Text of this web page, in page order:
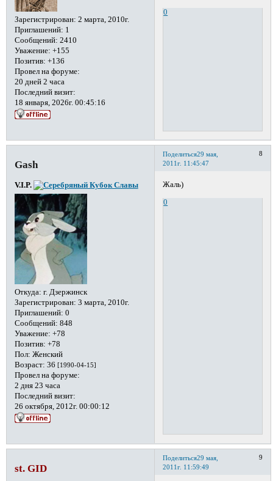
Зарегистрирован: 2 марта, 2010г.
Приглашений: 1
Сообщений: 2410
Уважение: +155
Позитив: +136
Провел на форуме:
20 дней 2 часа
Последний визит:
18 января, 2026г. 00:45:16
0
Поделиться 8
29 мая,
2011г. 11:45:47
Gash
V.I.P.
Откуда: г. Дзержинск
Зарегистрирован: 3 марта, 2010г.
Приглашений: 0
Сообщений: 848
Уважение: +78
Позитив: +78
Пол: Женский
Возраст: 36 [1990-04-15]
Провел на форуме:
2 дня 23 часа
Последний визит:
26 октября, 2012г. 00:00:12
Жаль)
0
Поделиться 9
29 мая,
2011г. 11:59:49
st. GID